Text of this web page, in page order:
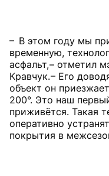
– В этом году мы
временную,
асфальт, – отметил
Кравчук. – Его
объект он
200°. Это наш
приживётся. Такая
оперативно
покрытия в